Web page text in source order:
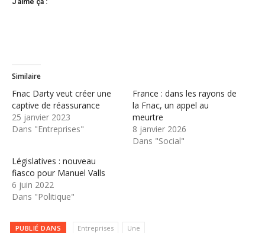
Similaire
Fnac Darty veut créer une
captive de réassurance
25 janvier 2023
Dans "Entreprises"
France : dans les rayons de
la Fnac, un appel au
meurtre
8 janvier 2026
Dans "Social"
Législatives : nouveau
fiasco pour Manuel Valls
6 juin 2022
Dans "Politique"
PUBLIÉ DANS Entreprises Une